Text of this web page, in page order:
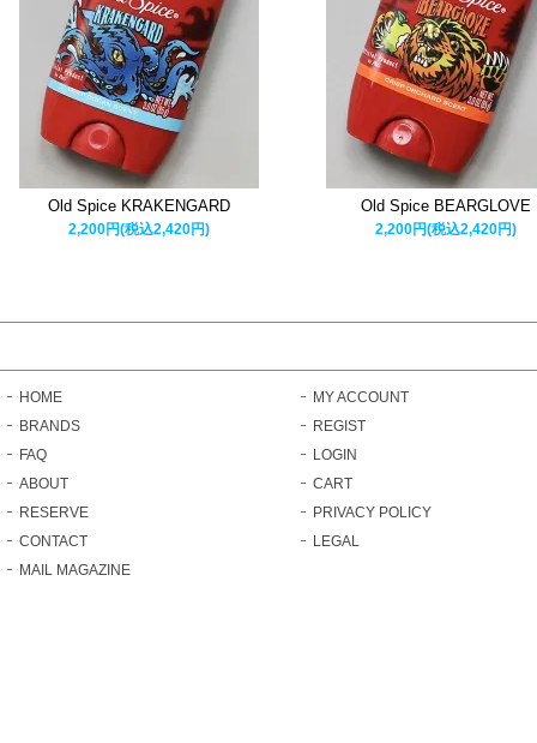
Old Spice KRAKENGARD
2,200円(税込2,420円)
Old Spice BEARGLOVE
2,200円(税込2,420円)
HOME
BRANDS
FAQ
ABOUT
RESERVE
CONTACT
MAIL MAGAZINE
MY ACCOUNT
REGIST
LOGIN
CART
PRIVACY POLICY
LEGAL